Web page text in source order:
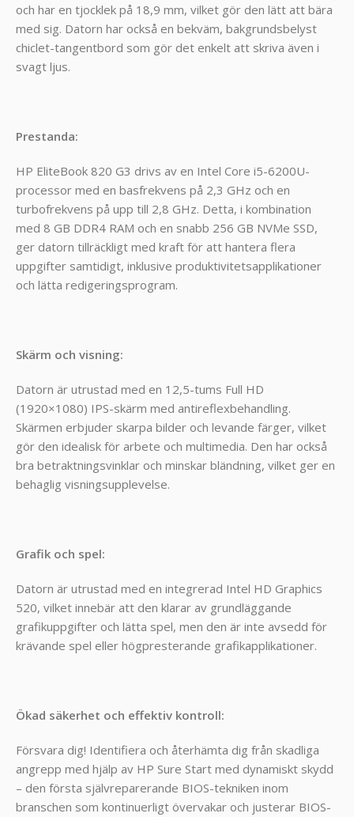
och har en tjocklek på 18,9 mm, vilket gör den lätt att bära
med sig. Datorn har också en bekväm, bakgrundsbelyst
chiclet-tangentbord som gör det enkelt att skriva även i
svagt ljus.
Prestanda:
HP EliteBook 820 G3 drivs av en Intel Core i5-6200U-
processor med en basfrekvens på 2,3 GHz och en
turbofrekvens på upp till 2,8 GHz. Detta, i kombination
med 8 GB DDR4 RAM och en snabb 256 GB NVMe SSD,
ger datorn tillräckligt med kraft för att hantera flera
uppgifter samtidigt, inklusive produktivitetsapplikationer
och lätta redigeringsprogram.
Skärm och visning:
Datorn är utrustad med en 12,5-tums Full HD
(1920×1080) IPS-skärm med antireflexbehandling.
Skärmen erbjuder skarpa bilder och levande färger, vilket
gör den idealisk för arbete och multimedia. Den har också
bra betraktningsvinklar och minskar bländning, vilket ger en
behaglig visningsupplevelse.
Grafik och spel:
Datorn är utrustad med en integrerad Intel HD Graphics
520, vilket innebär att den klarar av grundläggande
grafikuppgifter och lätta spel, men den är inte avsedd för
krävande spel eller högpresterande grafikapplikationer.
Ökad säkerhet och effektiv kontroll:
Försvara dig! Identifiera och återhämta dig från skadliga
angrepp med hjälp av HP Sure Start med dynamiskt skydd
– den första självreparerande BIOS-tekniken inom
branschen som kontinuerligt övervakar och justerar BIOS-